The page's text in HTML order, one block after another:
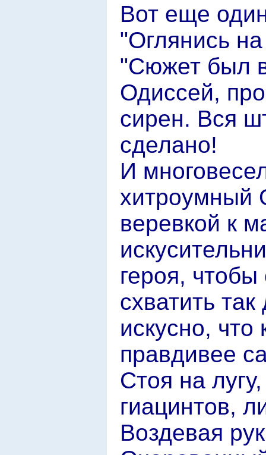
Вот еще
"Оглянись
"Сюжет был
Одиссей,
сирен. Вся
сделано!
И
хитроумный
веревкой к
героя,
схватить
искусно, что
правдивее
Стоя на
гиацинтов,
Воздевая